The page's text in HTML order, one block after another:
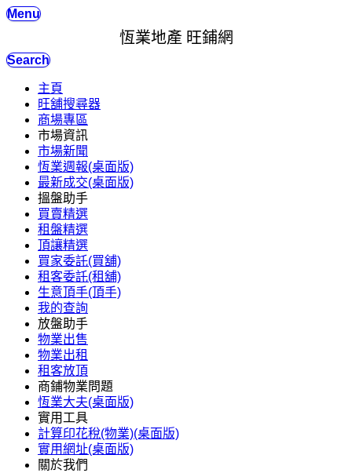
Menu
恆業地產 旺鋪網
Search
主頁
旺舖搜尋器
商場專區
市場資訊
市場新聞
恆業週報(桌面版)
最新成交(桌面版)
搵盤助手
買賣精選
租盤精選
頂讓精選
買家委託(買舖)
租客委託(租舖)
生意頂手(頂手)
我的查詢
放盤助手
物業出售
物業出租
租客放頂
商鋪物業問題
恆業大夫(桌面版)
實用工具
計算印花稅(物業)(桌面版)
實用網址(桌面版)
關於我們